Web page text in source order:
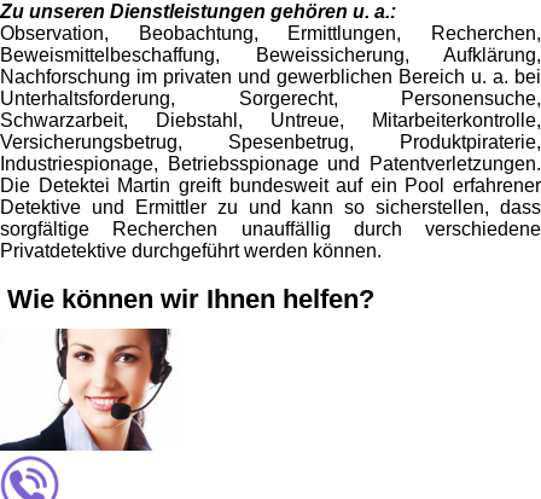
Zu unseren Dienstleistungen gehören u. a.:
Observation, Beobachtung, Ermittlungen, Recherchen,
Beweismittelbeschaffung, Beweissicherung, Aufklärung,
Nachforschung im privaten und gewerblichen Bereich u. a. bei
Unterhaltsforderung, Sorgerecht, Personensuche,
Schwarzarbeit, Diebstahl, Untreue, Mitarbeiterkontrolle,
Versicherungsbetrug, Spesenbetrug, Produktpiraterie,
Industriespionage, Betriebsspionage und Patentverletzungen.
Die Detektei Martin greift bundesweit auf ein Pool erfahrener
Detektive und Ermittler zu und kann so sicherstellen, dass
sorgfältige Recherchen unauffällig durch verschiedene
Privatdetektive durchgeführt werden können.
Wie können wir Ihnen helfen?